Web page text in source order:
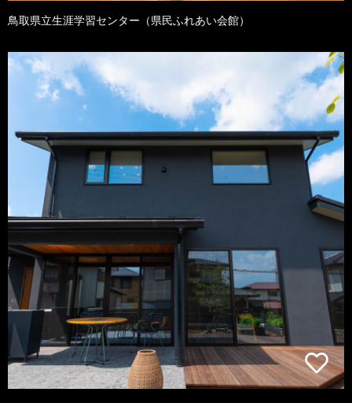
鳥取県立生涯学習センター（県民ふれあい会館）